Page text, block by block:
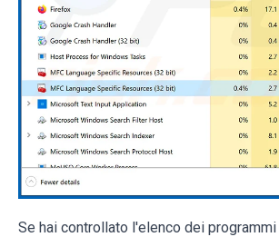
Se hai controllato l'elenco dei